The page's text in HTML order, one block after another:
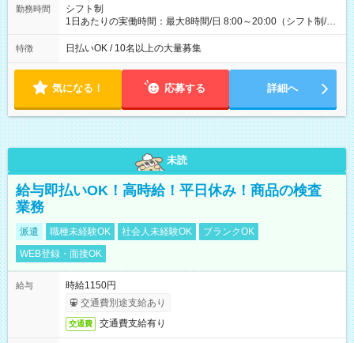
勤務時間
シフト制
1日あたりの実働時間：最大8時間/日 8:00～20:00（シフト制/実
働8時間） ※週5日勤務（場所次第では週4も有り） ※配達状況
によって時間外での勤務可能性有り ※案件により多少の前後あ
特徴 日払いOK / 10名以上の大量募集
気になる！ 応募する 詳細へ
未読
給与即払いOK！高時給！平日休み！商品の検査
業務
派遣 職種未経験OK 社会人未経験OK
ブランクOK
WEB登録・面接OK
給与
時給1150円
交通費別途支給あり
交通費 交通費支給有り